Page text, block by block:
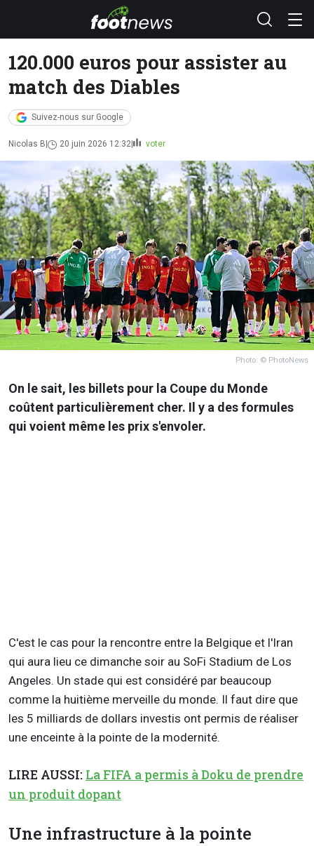
120.000 euros pour assister au
match des Diables
Suivez-nous sur Google
Nicolas B 20 juin 2026 12:32 voter
Photo: © PhotoNews
On le sait, les billets pour la Coupe du Monde
coûtent particulièrement cher. Il y a des formules
qui voient même les prix s'envoler.
C'est le cas pour la rencontre entre la Belgique et l'Iran
qui aura lieu ce dimanche soir au SoFi Stadium de Los
Angeles. Un stade qui est considéré par beaucoup
comme la huitième merveille du monde. Il faut dire que
les 5 milliards de dollars investis ont permis de réaliser
une enceinte à la pointe de la modernité.
LIRE AUSSI: La FIFA a permis à Doku de prendre
un produit dopant
Une infrastructure à la pointe